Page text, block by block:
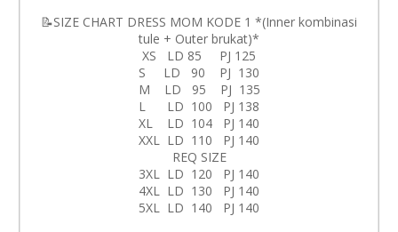
📝SIZE CHART DRESS MOM KODE 1 *(Inner kombinasi
tule + Outer brukat)*
XS LD 85 PJ 125
S LD 90 PJ 130
M LD 95 PJ 135
L LD 100 PJ 138
XL LD 104 PJ 140
XXL LD 110 PJ 140
REQ SIZE
3XL LD 120 PJ 140
4XL LD 130 PJ 140
5XL LD 140 PJ 140